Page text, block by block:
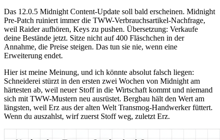
Das 12.0.5 Midnight Content-Update soll bald erscheinen. Midnight
Pre-Patch ruiniert immer die TWW-Verbrauchsartikel-Nachfrage,
weil Raider aufhören, Keys zu pushen. Übersetzung: Verkaufe
deine Bestände jetzt. Sitze nicht auf 400 Fläschchen in der
Annahme, die Preise steigen. Das tun sie nie, wenn eine
Erweiterung endet.
Hier ist meine Meinung, und ich könnte absolut falsch liegen:
Schneiderei stürzt in den ersten zwei Wochen von Midnight am
härtesten ab, weil neuer Stoff in die Wirtschaft kommt und niemand
sich mit TWW-Mustern neu ausrüstet. Bergbau hält den Wert am
längsten, weil Erz aus der alten Welt Transmog-Handwerker füttert.
Wenn du auszahlst, wirf zuerst Stoff weg, zuletzt Erz.